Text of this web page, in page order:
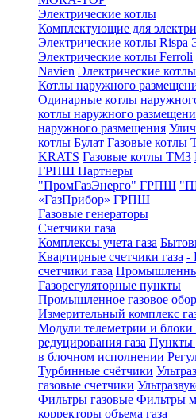
Электрические котлы
Комплектующие для
Электрические котлы Rispa
Электрические котлы Ferroli
Navien Электрические
Котлы наружного
Одинарные котлы
котлы наружного
наружного размещения
котлы Булат Газовые
KRATS Газовые котлы ТМЗ
ГРПШ Партнеры
"ПромГазЭнерго" ГРПШ
«ГазПрибор» ГРПШ
Газовые генераторы
Счетчики газа
Комплексы учета газа
Квартирные счетчики газа -
счетчики газа
Газорегуляторные пункты
Промышленное газовое
Измерительный комплекс
Модули телеметрии и блоки
редуцирования газа Пункты
в блочном исполнении
Турбинные счётчики
газовые счетчики
Фильтры газовые Фильтры
корректоры объема газа